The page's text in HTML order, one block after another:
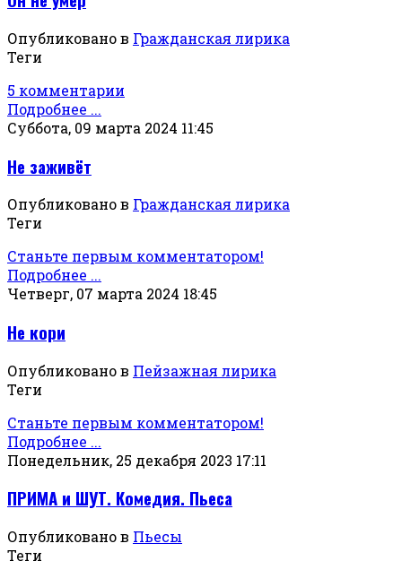
Опубликовано в Гражданская лирика
Теги
5 комментарии
Подробнее ...
Суббота, 09 марта 2024 11:45
Не заживёт
Опубликовано в Гражданская лирика
Теги
Станьте первым комментатором!
Подробнее ...
Четверг, 07 марта 2024 18:45
Не кори
Опубликовано в Пейзажная лирика
Теги
Станьте первым комментатором!
Подробнее ...
Понедельник, 25 декабря 2023 17:11
ПРИМА и ШУТ. Комедия. Пьеса
Опубликовано в Пьесы
Теги